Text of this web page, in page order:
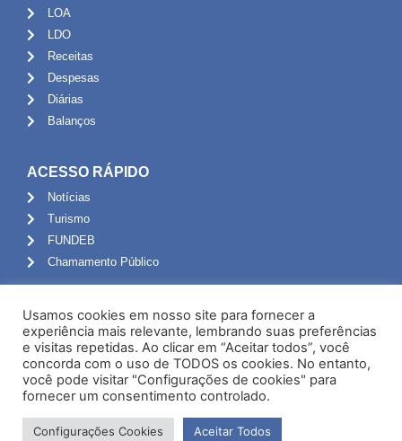
LOA
LDO
Receitas
Despesas
Diárias
Balanços
ACESSO RÁPIDO
Notícias
Turismo
FUNDEB
Chamamento Público
Portal do Servidor
Webmail
Administração
Usamos cookies em nosso site para fornecer a
experiência mais relevante, lembrando suas preferências
e visitas repetidas. Ao clicar em “Aceitar todos”, você
concorda com o uso de TODOS os cookies. No entanto,
você pode visitar "Configurações de cookies" para
fornecer um consentimento controlado.
Configurações Cookies Aceitar Todos